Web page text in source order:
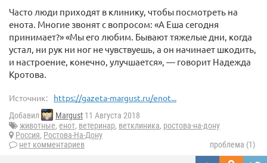
Часто люди приходят в клинику, чтобы посмотреть на
енота. Многие звонят с вопросом: «А Еша сегодня
принимает?» «Мы его любим. Бывают тяжелые дни, когда
устал, ни рук ни ног не чувствуешь, а он начинает шкодить,
и настроение, конечно, улучшается», — говорит Надежда
Кротова.
Источник: https://gazeta-margust.ru/enot...
Добавил Margust 11 Августа 2018
животные, енот, ветеринар, ветклиника, ростова-на-дону
Россия, Ростова-На-Дону
нет комментариев
проблема (1)